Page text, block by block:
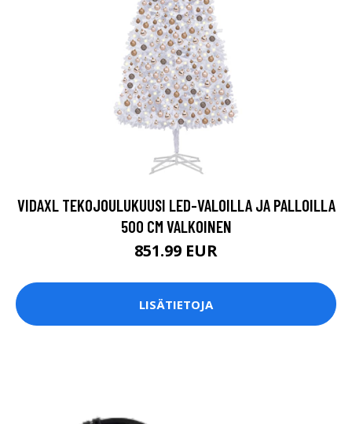
VIDAXL TEKOJOULUKUUSI LED-VALOILLA JA PALLOILLA
500 CM VALKOINEN
851.99 EUR
LISÄTIETOJA